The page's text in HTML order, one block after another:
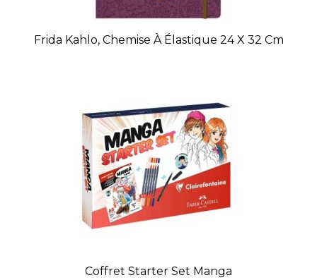
Frida Kahlo, Chemise À Élastique 24 X 32 Cm
Coffret Starter Set Manga